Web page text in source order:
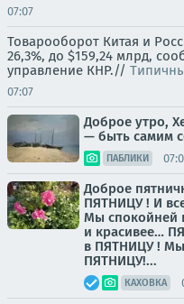
07:07
Товарооборот Китая и
26,3%, до $159,24 млрд,
управление КНР.//
07:07
Доброе утро,
— быть самим
ПАБЛИКИ
Доброе
ПЯТНИЦУ ! И
Мы спокойней
и красивее…
в ПЯТНИЦУ !
ПЯТНИЦУ!...
КАХОВКА